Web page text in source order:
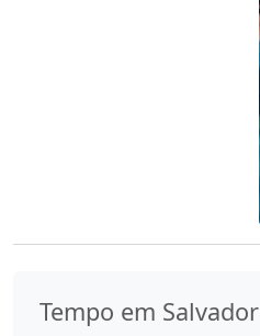
Tempo em Salvador